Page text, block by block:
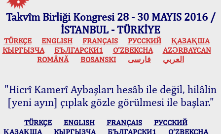
Takvîm Birliği Kongresi 28 - 30 MAYIS 2016 /
İSTANBUL - TÜRKİYE
TÜRKÇE ENGLISH FRANÇAIS РУССКИЙ
ҚАЗАҚША
КЫPГЫЗЧA
БЪЛГАРСКИ1 O’ZBEKCHA
AZӘRBAYCAN
ROMÂNĂ
BOSANSKI العربي فارسی
"Hicrî Kamerî Aybaşları hesâb ile değil, hilâlin
[yeni ayın] çıplak gözle görülmesi ile başlar."
TÜRKÇE ENGLISH FRANÇAIS
РУССКИЙ
ҚАЗАҚША
КЫPГЫЗЧA БЪЛГАРСКИ1 O’ZBEKCHA